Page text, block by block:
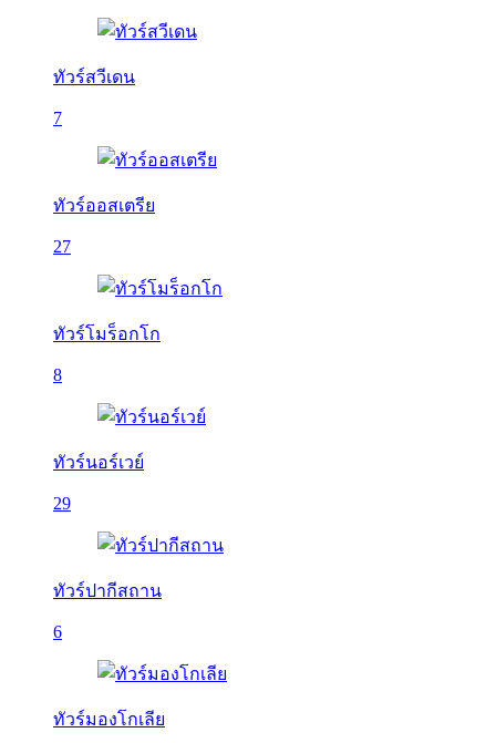
ทัวร์สวีเดน
7
ทัวร์ออสเตรีย
27
ทัวร์โมร็อกโก
8
ทัวร์นอร์เวย์
29
ทัวร์ปากีสถาน
6
ทัวร์มองโกเลีย